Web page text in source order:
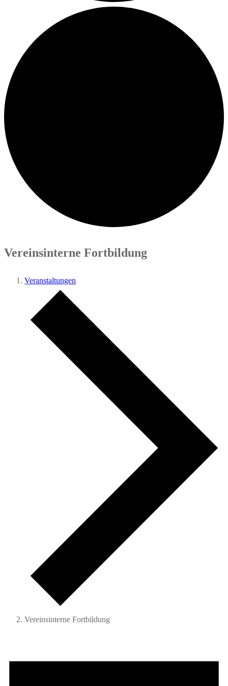
Vereinsinterne Fortbildung
Veranstaltungen
Vereinsinterne Fortbildung